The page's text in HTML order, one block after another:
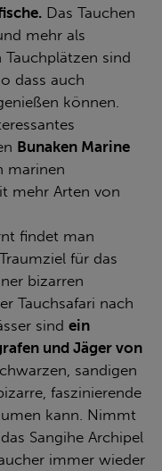
Das Tauchen
mehr als
sind
dass auch
können.
Bunaken Marine
marinen
mehr Arten von
findet man
für das
bizarren
Tauchsafari nach
sind ein
und Jäger von
sandigen
faszinierende
kann. Nimmt
Sangihe Archipel
immer wieder